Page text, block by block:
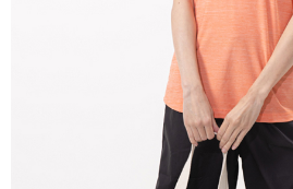
每筆NT$100，滿NT$699(含以上)免運費